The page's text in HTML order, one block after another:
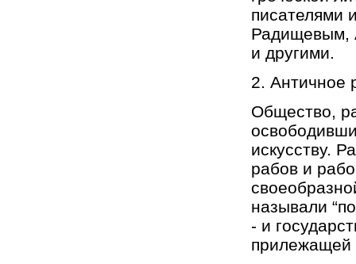
писателями
Радищевым,
и другими.
2. Античное
Общество,
искусству.
рабов и
называли
- и
прилежащей